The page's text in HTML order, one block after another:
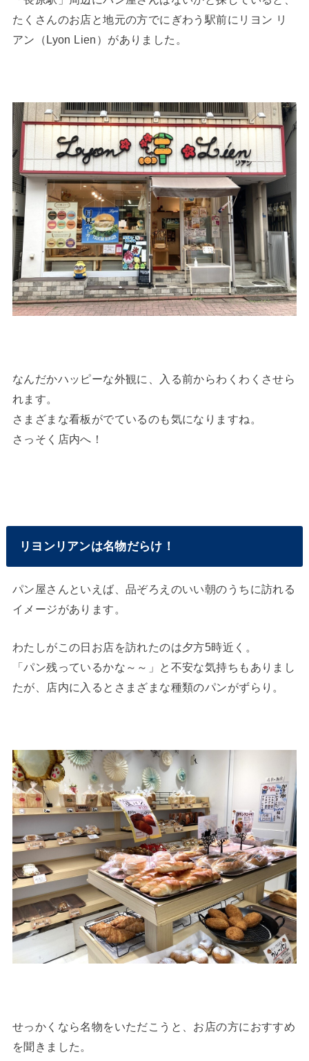
たくさんのお店と地元の方でにぎわう駅前にリヨン リ
アン（Lyon Lien）がありました。
なんだかハッピーな外観に、入る前からわくわくさせら
れます。
さまざまな看板がでているのも気になりますね。
さっそく店内へ！
リヨンリアンは名物だらけ！
パン屋さんといえば、品ぞろえのいい朝のうちに訪れる
イメージがあります。
わたしがこの日お店を訪れたのは夕方5時近く。
「パン残っているかな～～」と不安な気持ちもありまし
たが、店内に入るとさまざまな種類のパンがずらり。
せっかくなら名物をいただこうと、お店の方におすすめ
を聞きました。